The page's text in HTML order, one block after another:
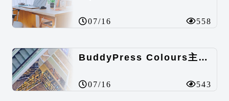
07/16 558
BuddyPress Colours主题汉化包
07/16 543